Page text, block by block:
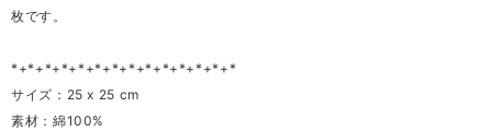
枚です。
*+*+*+*+*+*+*+*+*+*+*+*+*+*
サイズ：25 x 25 cm
素材：綿100%